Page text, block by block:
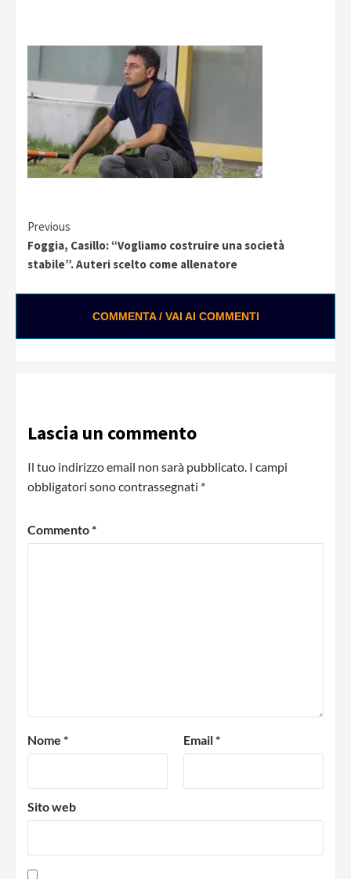
Continue
Reading
Previous
Foggia, Casillo: “Vogliamo costruire una società
stabile”. Auteri scelto come allenatore
COMMENTA / VAI AI COMMENTI
0:02 / 0:28
Lascia un commento
Il tuo indirizzo email non sarà pubblicato. I campi
obbligatori sono contrassegnati *
Commento*
Nome * Email*
Sito web